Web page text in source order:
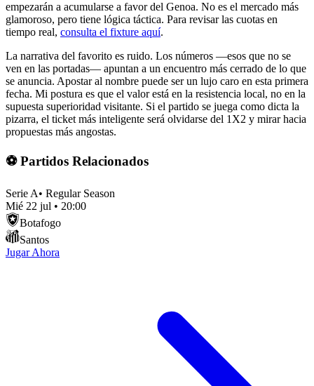
empezarán a acumularse a favor del Genoa. No es el mercado más
glamoroso, pero tiene lógica táctica. Para revisar las cuotas en
tiempo real, consulta el fixture aquí.
La narrativa del favorito es ruido. Los números —esos que no se
ven en las portadas— apuntan a un encuentro más cerrado de lo que
se anuncia. Apostar al nombre puede ser un lujo caro en esta primera
fecha. Mi postura es que el valor está en la resistencia local, no en la
supuesta superioridad visitante. Si el partido se juega como dicta la
pizarra, el ticket más inteligente será olvidarse del 1X2 y mirar hacia
propuestas más angostas.
⚽ Partidos Relacionados
Serie A• Regular Season
Mié 22 jul • 20:00
Botafogo
Santos
Jugar Ahora